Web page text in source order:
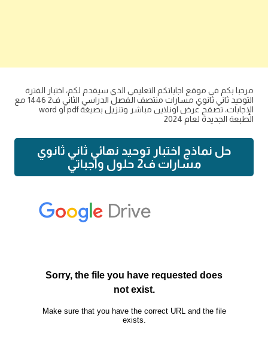
مرحبا بكم في موقع اجاباتكم التعليمي الذي سيقدم لكم، اختبار الفترة
التوحيد ثاني ثانوي مسارات منتصف الفصل الدراسي الثاني ف2 1446 مع
الإجابات، تصفح عرض اونلاين مباشر وتنزيل بصيغة pdf او word
الطبعة الجديدة لعام 2024
حل نماذج اختبار توحيد نهائي ثاني ثانوي
مسارات ف2 حلول واجباتي